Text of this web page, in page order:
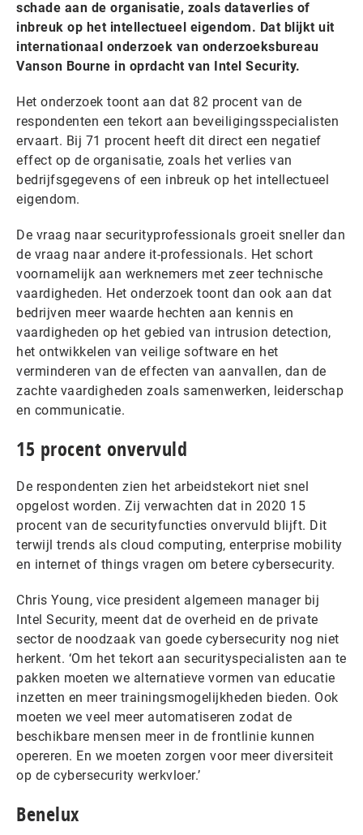
schade aan de organisatie, zoals dataverlies of
inbreuk op het intellectueel eigendom. Dat blijkt uit
internationaal onderzoek van onderzoeksbureau
Vanson Bourne in oprdacht van Intel Security.
Het onderzoek toont aan dat 82 procent van de
respondenten een tekort aan beveiligingsspecialisten
ervaart. Bij 71 procent heeft dit direct een negatief
effect op de organisatie, zoals het verlies van
bedrijfsgegevens of een inbreuk op het intellectueel
eigendom.
De vraag naar securityprofessionals groeit sneller dan
de vraag naar andere it-professionals. Het schort
voornamelijk aan werknemers met zeer technische
vaardigheden. Het onderzoek toont dan ook aan dat
bedrijven meer waarde hechten aan kennis en
vaardigheden op het gebied van intrusion detection,
het ontwikkelen van veilige software en het
verminderen van de effecten van aanvallen, dan de
zachte vaardigheden zoals samenwerken, leiderschap
en communicatie.
15 procent onvervuld
De respondenten zien het arbeidstekort niet snel
opgelost worden. Zij verwachten dat in 2020 15
procent van de securityfuncties onvervuld blijft. Dit
terwijl trends als cloud computing, enterprise mobility
en internet of things vragen om betere cybersecurity.
Chris Young, vice president algemeen manager bij
Intel Security, meent dat de overheid en de private
sector de noodzaak van goede cybersecurity nog niet
herkent. ‘Om het tekort aan securityspecialisten aan te
pakken moeten we alternatieve vormen van educatie
inzetten en meer trainingsmogelijkheden bieden. Ook
moeten we veel meer automatiseren zodat de
beschikbare mensen meer in de frontlinie kunnen
opereren. En we moeten zorgen voor meer diversiteit
op de cybersecurity werkvloer.’
Benelux